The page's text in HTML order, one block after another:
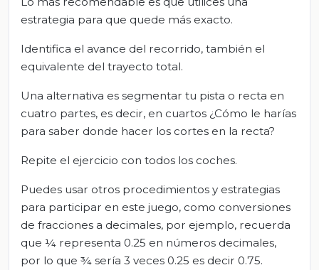
estrategia para que quede más exacto.
Identifica el avance del recorrido, también el
equivalente del trayecto total.
Una alternativa es segmentar tu pista o recta en
cuatro partes, es decir, en cuartos ¿Cómo le harías
para saber donde hacer los cortes en la recta?
Repite el ejercicio con todos los coches.
Puedes usar otros procedimientos y estrategias
para participar en este juego, como conversiones
de fracciones a decimales, por ejemplo, recuerda
que ¼ representa 0.25 en números decimales,
por lo que ¾ sería 3 veces 0.25 es decir 0.75.